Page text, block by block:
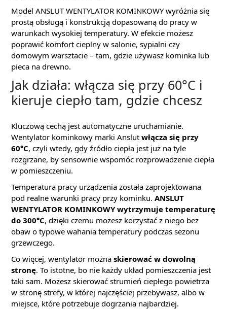
Model ANSLUT WENTYLATOR KOMINKOWY wyróżnia się
prostą obsługą i konstrukcją dopasowaną do pracy w
warunkach wysokiej temperatury. W efekcie możesz
poprawić komfort cieplny w salonie, sypialni czy
domowym warsztacie – tam, gdzie używasz kominka lub
pieca na drewno.
Jak działa: włącza się przy 60°C i
kieruje ciepło tam, gdzie chcesz
Kluczową cechą jest automatyczne uruchamianie.
Wentylator kominkowy marki Anslut włącza się przy
60°C, czyli wtedy, gdy źródło ciepła jest już na tyle
rozgrzane, by sensownie wspomóc rozprowadzenie ciepła
w pomieszczeniu.
Temperatura pracy urządzenia została zaprojektowana
pod realne warunki pracy przy kominku. ANSLUT
WENTYLATOR KOMINKOWY wytrzymuje temperaturę
do 300°C, dzięki czemu możesz korzystać z niego bez
obaw o typowe wahania temperatury podczas sezonu
grzewczego.
Co więcej, wentylator można skierować w dowolną
stronę. To istotne, bo nie każdy układ pomieszczenia jest
taki sam. Możesz skierować strumień ciepłego powietrza
w stronę strefy, w której najczęściej przebywasz, albo w
miejsce, które potrzebuje dogrzania najbardziej.